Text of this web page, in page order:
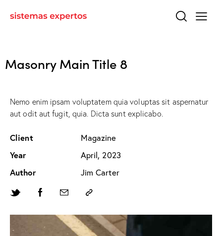
Masonry Main Title 8
Nemo enim ipsam voluptatem quia voluptas sit aspernatur
aut odit aut fugit, quia. Dicta sunt explicabo.
Client
Magazine
Year
April, 2023
Author
Jim Carter